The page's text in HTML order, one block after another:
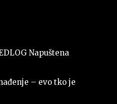
Napuštena
– evo tko je